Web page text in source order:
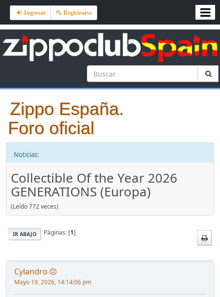
Ingresar Registrarse
Zippo España.
Foro oficial
Noticias:
Collectible Of the Year 2026
GENERATIONS (Europa)
(Leído 772 veces)
IR ABAJO Páginas: [1]
Cylandro
Mayo 19, 2026, 14:14:06 pm